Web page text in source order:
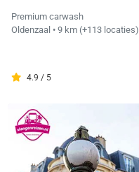
Premium carwash
Oldenzaal • 9 km (+113 locaties)
4.9 / 5